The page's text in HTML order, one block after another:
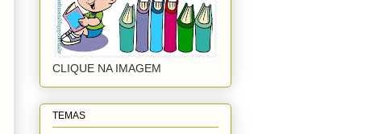
CLIQUE NA IMAGEM
TEMAS